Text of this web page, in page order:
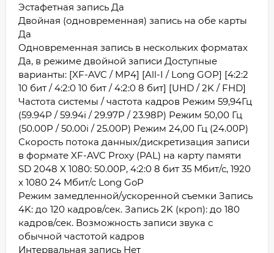
Эстафетная запись Да
Двойная (одновременная) запись на обе карты
Да
Одновременная запись в нескольких форматах
Да, в режиме двойной записи Доступные
варианты: [XF-AVC / MP4] [All-I / Long GOP] [4:2:2
10 бит / 4:2:0 10 бит / 4:2:0 8 бит] [UHD / 2K / FHD]
Частота системы / частота кадров Режим 59,94Гц
(59.94P / 59.94i / 29.97P / 23.98P) Режим 50,00 Гц
(50.00P / 50.00i / 25.00P) Режим 24,00 Гц (24.00P)
Скорость потока данных/дискретизация записи
в формате XF-AVC Proxy (PAL) на карту памяти
SD 2048 X 1080: 50.00P, 4:2:0 8 бит 35 Мбит/с, 1920
x 1080 24 Мбит/с Long GoP
Режим замедленной/ускоренной съемки Запись
4K: до 120 кадров/сек. Запись 2K (кроп): до 180
кадров/сек. Возможность записи звука с
обычной частотой кадров
Интервальная запись Нет